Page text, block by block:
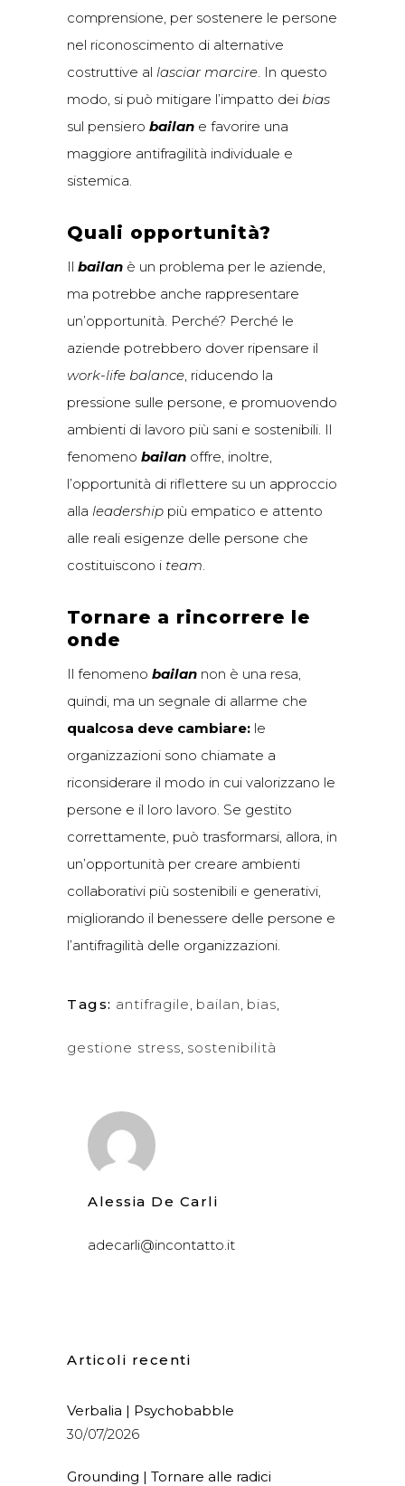
comprensione, per sostenere le persone
nel riconoscimento di alternative
costruttive al lasciar marcire. In questo
modo, si può mitigare l’impatto dei bias
sul pensiero bailan e favorire una
maggiore antifragilità individuale e
sistemica.
Quali opportunità?
Il bailan è un problema per le aziende,
ma potrebbe anche rappresentare
un’opportunità. Perché? Perché le
aziende potrebbero dover ripensare il
work-life balance, riducendo la
pressione sulle persone, e promuovendo
ambienti di lavoro più sani e sostenibili. Il
fenomeno bailan offre, inoltre,
l’opportunità di riflettere su un approccio
alla leadership più empatico e attento
alle reali esigenze delle persone che
costituiscono i team.
Tornare a rincorrere le
onde
Il fenomeno bailan non è una resa,
quindi, ma un segnale di allarme che
qualcosa deve cambiare: le
organizzazioni sono chiamate a
riconsiderare il modo in cui valorizzano le
persone e il loro lavoro. Se gestito
correttamente, può trasformarsi, allora, in
un’opportunità per creare ambienti
collaborativi più sostenibili e generativi,
migliorando il benessere delle persone e
l’antifragilità delle organizzazioni.
Tags: antifragile, bailan, bias,
gestione stress, sostenibilità
Alessia De Carli
adecarli@incontatto.it
Articoli recenti
Verbalia | Psychobabble
30/07/2026
Grounding | Tornare alle radici